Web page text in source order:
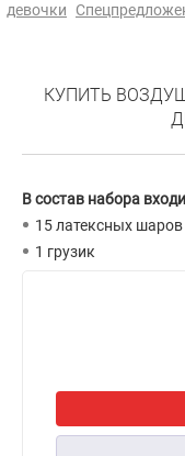
девочки
КУПИТЬ
В состав набора
15 латексных шаров
1 грузик